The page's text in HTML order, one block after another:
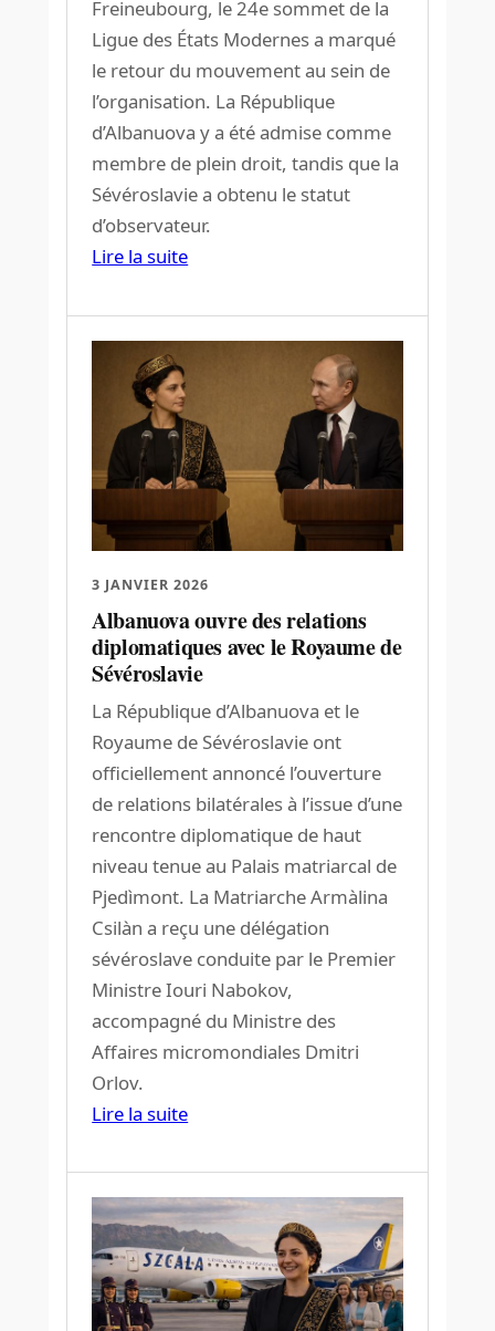
Freineubourg, le 24e sommet de la
Ligue des États Modernes a marqué
le retour du mouvement au sein de
l’organisation. La République
d’Albanuova y a été admise comme
membre de plein droit, tandis que la
Sévéroslavie a obtenu le statut
d’observateur.
Lire la suite
3 JANVIER 2026
Albanuova ouvre des relations
diplomatiques avec le Royaume de
Sévéroslavie
La République d’Albanuova et le
Royaume de Sévéroslavie ont
officiellement annoncé l’ouverture
de relations bilatérales à l’issue d’une
rencontre diplomatique de haut
niveau tenue au Palais matriarcal de
Pjedìmont. La Matriarche Armàlina
Csilàn a reçu une délégation
sévéroslave conduite par le Premier
Ministre Iouri Nabokov,
accompagné du Ministre des
Affaires micromondiales Dmitri
Orlov.
Lire la suite